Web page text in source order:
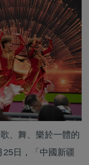
、舞、樂於一體的
25日，「中國新疆